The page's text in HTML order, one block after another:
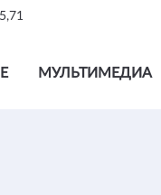
5,71
МУЛЬТИМЕДИА